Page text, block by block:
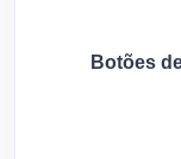
Botões